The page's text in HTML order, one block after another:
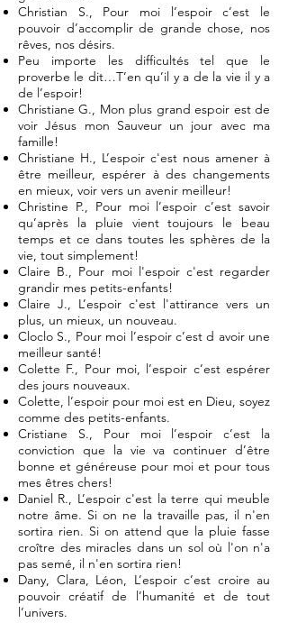
Christian S., Pour moi l’espoir c’est le
pouvoir d’accomplir de grande chose, nos
rêves, nos désirs.
Peu importe les difficultés tel que le
proverbe le dit…T’en qu’il y a de la vie il y a
de l’espoir!
Christiane G., Mon plus grand espoir est de
voir Jésus mon Sauveur un jour avec ma
famille!
Christiane H., L’espoir c'est nous amener à
être meilleur, espérer à des changements
en mieux, voir vers un avenir meilleur!
Christine P., Pour moi l’espoir c’est savoir
qu’après la pluie vient toujours le beau
temps et ce dans toutes les sphères de la
vie, tout simplement!
Claire B., Pour moi l'espoir c'est regarder
grandir mes petits-enfants!
Claire J., L’espoir c'est l'attirance vers un
plus, un mieux, un nouveau.
Cloclo S., Pour moi l’espoir c’est d avoir une
meilleur santé!
Colette F., Pour moi, l’espoir c’est espérer
des jours nouveaux.
Colette, l’espoir pour moi est en Dieu, soyez
comme des petits-enfants.
Cristiane S., Pour moi l’espoir c’est la
conviction que la vie va continuer d’être
bonne et généreuse pour moi et pour tous
mes êtres chers!
Daniel R., L’espoir c'est la terre qui meuble
notre âme. Si on ne la travaille pas, il n'en
sortira rien. Si on attend que la pluie fasse
croître des miracles dans un sol où l'on n'a
pas semé, il n'en sortira rien!
Dany, Clara, Léon, L’espoir c’est croire au
pouvoir créatif de l’humanité et de tout
l’univers.